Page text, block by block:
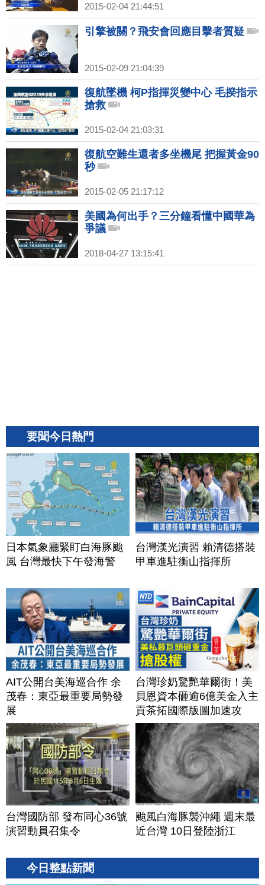
2015-02-04 21:44:51
引擎被關？飛安會回應目擊者質疑
2015-02-09 21:04:39
復航墜機 柯P指揮災變中心 毛揆指示
搶救
2015-02-04 21:03:31
復航空難生還者多坐機尾 把握黃金90
秒
2015-02-05 21:17:12
美國為何出手？三分鐘看懂中國華為
爭議
2018-04-27 13:15:41
要聞今日熱門
日本氣象廳緊盯白海豚颱
風 台灣最快下午發海警
台灣漢光演習 賴清德搭裝
甲車進駐衡山指揮所
AIT公開台美海巡合作 余
茂春：東亞最重要局勢發
展
台灣珍奶驚艷華爾街！美
貝恩資本砸逾6億美金入主
貢茶拓國際版圖加速攻
美？｜#財經新聞｜
20260806(四)
台灣國防部 發布同心36號
演習動員召集令
颱風白海豚襲沖繩 週末最
近台灣 10日登陸浙江
今日整點新聞